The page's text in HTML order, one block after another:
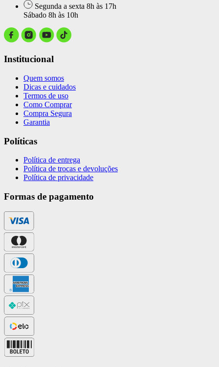
Segunda a sexta 8h às 17h
Sábado 8h às 10h
Institucional
Quem somos
Dicas e cuidados
Termos de uso
Como Comprar
Compra Segura
Garantia
Políticas
Política de entrega
Política de trocas e devoluções
Política de privacidade
Formas de pagamento